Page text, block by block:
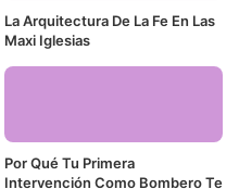
La Arquitectura De La Fe En Las
Maxi Iglesias
Por Qué Tu Primera
Intervención Como Bombero Te